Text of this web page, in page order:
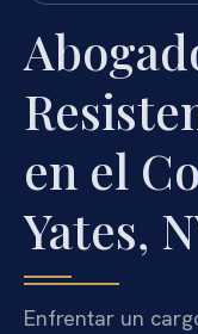
en el
Yates,
Enfrentar un